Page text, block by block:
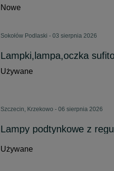
Nowe
Sokołów Podlaski - 03 sierpnia 2026
Lampki,lampa,oczka
Używane
Szczecin, Krzekowo - 06 sierpnia 2026
Lampy podtynkowe z
Używane